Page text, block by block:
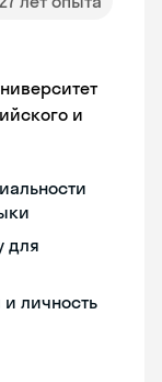
и
для
и личность